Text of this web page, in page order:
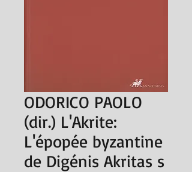
ODORICO PAOLO
(dir.) L'Akrite:
L'épopée byzantine
de Digénis Akritas s